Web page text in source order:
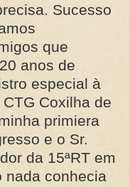
Sucesso
que
anos de
especial à
Coxilha de
primiera
e o Sr.
da 15ªRT em
nada conhecia